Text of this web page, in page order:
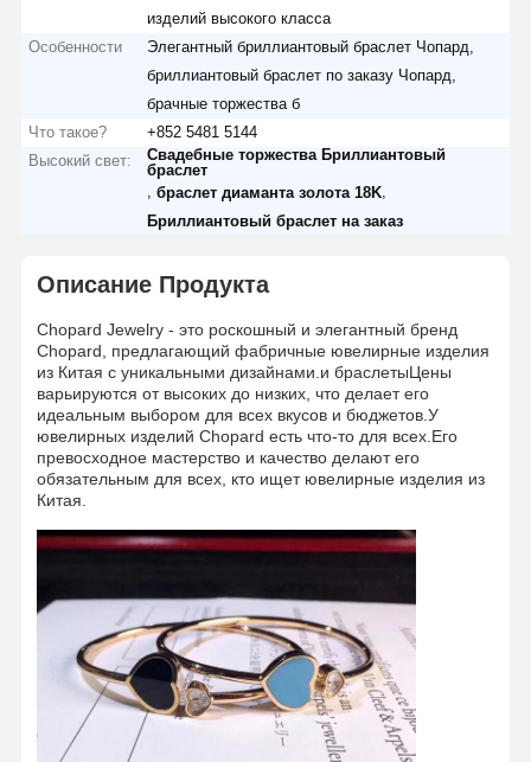
изделий высокого класса
Особенности
Элегантный бриллиантовый браслет Чопард,
бриллиантовый браслет по заказу Чопард,
брачные торжества б
Что такое?
+852 5481 5144
Высокий свет:
Свадебные торжества Бриллиантовый
браслет
,браслет диаманта золота 18K
Бриллиантовый браслет на заказ
Описание Продукта
Chopard Jewelry - это роскошный и элегантный бренд
Chopard, предлагающий фабричные ювелирные изделия
из Китая с уникальными дизайнами.и браслетыЦены
варьируются от высоких до низких, что делает его
идеальным выбором для всех вкусов и бюджетов.У
ювелирных изделий Chopard есть что-то для всех.Его
превосходное мастерство и качество делают его
обязательным для всех, кто ищет ювелирные изделия из
Китая.